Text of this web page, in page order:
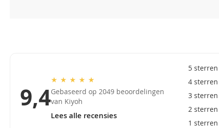
9,4
★ ★ ★ ★ ★
Gebaseerd op 2049 beoordelingen
van Kiyoh
Lees alle recensies
5 sterren
4 sterren
3 sterren
2 sterren
1 sterren